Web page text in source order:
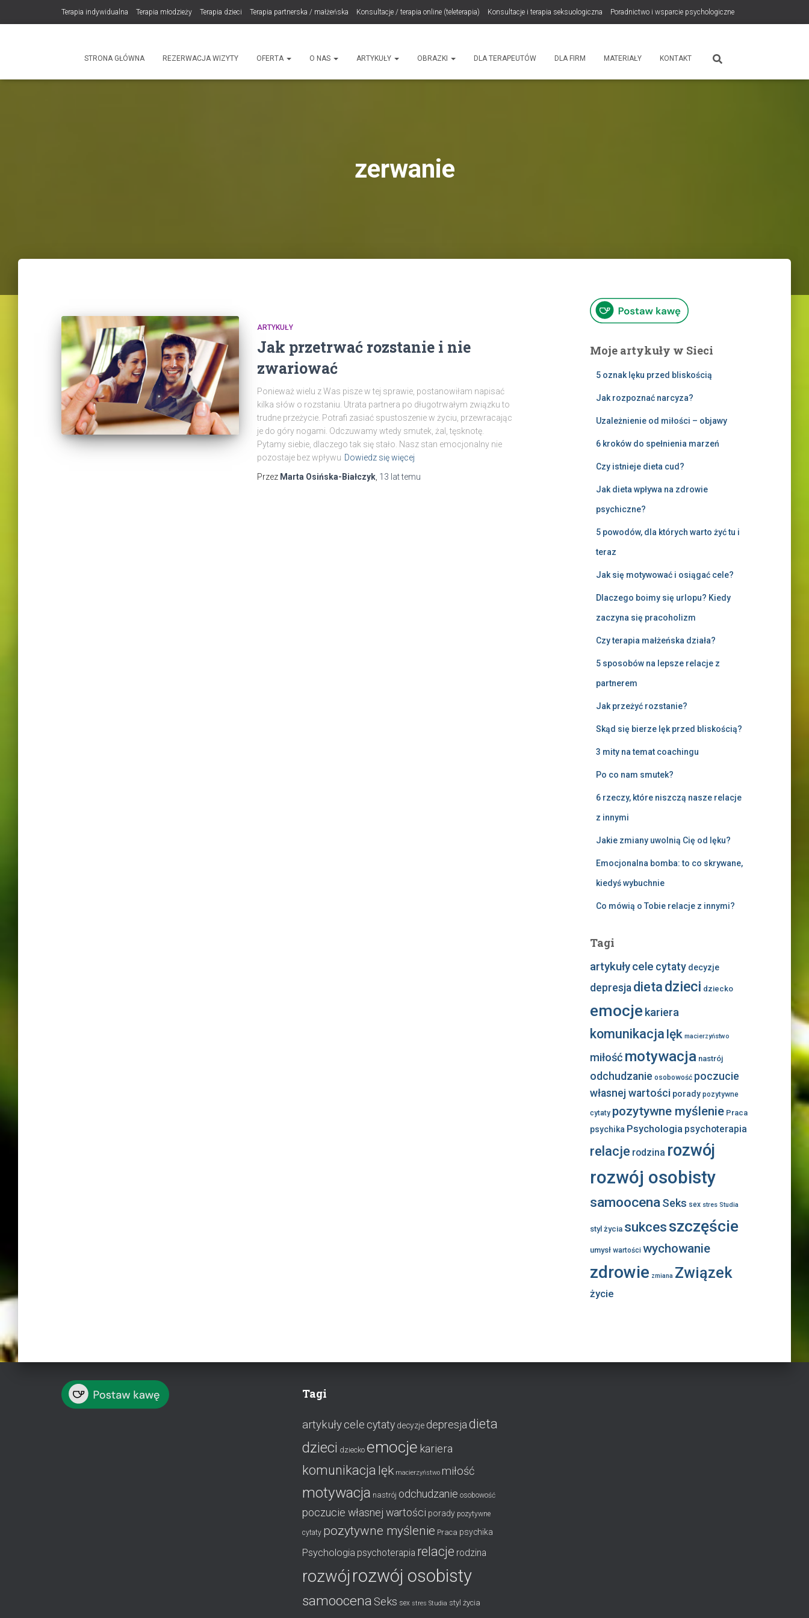
Terapia indywidualna Terapia młodzieży Terapia dzieci Terapia partnerska / małżeńska Konsultacje / terapia online (teleterapia) Konsultacje i terapia seksuologiczna Poradnictwo i wsparcie psychologiczne
ProduktySTRONA GŁÓWNA REZERWACJA WIZYTY OFERTA O NAS ARTYKUŁY OBRAZKI DLA TERAPEUTÓW DLA FIRM MATERIAŁY KONTAKT
zerwanie
ARTYKUŁY
Jak przetrwać rozstanie i nie
zwariować
Ponieważ wielu z Was pisze w tej sprawie, postanowiłam napisać
kilka słów o rozstaniu. Utrata partnera po długotrwałym związku to
trudne przeżycie. Potrafi zasiać spustoszenie w życiu, przewracając
je do góry nogami. Odczuwamy wtedy smutek, żal, tęsknotę.
Pytamy siebie, dlaczego tak się stało. Nasz stan emocjonalny nie
pozostaje bez wpływu Dowiedz się więcej
Przez Marta Osińska-Białczyk 13 lattemu
Moje artykuły w Sieci
5 oznak lęku przed bliskością
Jak rozpoznać narcyza?
Uzależnienie od miłości – objawy
6 kroków do spełnienia marzeń
Czy istnieje dieta cud?
Jak dieta wpływa na zdrowie
psychiczne?
5 powodów, dla których warto żyć tu i
teraz
Jak się motywować i osiągać cele?
Dlaczego boimy się urlopu? Kiedy
zaczyna się pracoholizm
Czy terapia małżeńska działa?
5 sposobów na lepsze relacje z
partnerem
Jak przeżyć rozstanie?
Skąd się bierze lęk przed bliskością?
3 mity na temat coachingu
Po co nam smutek?
6 rzeczy, które niszczą nasze relacje
z innymi
Jakie zmiany uwolnią Cię od lęku?
Emocjonalna bomba: to co skrywane,
kiedyś wybuchnie
Co mówią o Tobie relacje z innymi?
Tagi
artykuły cele cytaty decyzje
depresja dieta dzieci dziecko
emocje kariera
komunikacja lęk macierzyństwo
miłość motywacja nastrój
odchudzanie osobowość poczucie
własnej wartości porady pozytywne
cytaty pozytywne myślenie Praca
psychika Psychologia psychoterapia
relacje rodzina rozwój
rozwój osobisty
samoocena Seks sex stres Studia
styl życia sukcesszczęście
umysł wartości wychowanie
zdrowie zmiana Związek
życie
Tagi
artykułycele cytaty decyzje depresja dieta
dzieci dziecko emocje kariera
komunikacja lęk macierzyństwo miłość
motywacja nastrój odchudzanie osobowość
poczucie własnej wartości porady pozytywne
cytaty pozytywne myślenie Praca psychika
Psychologia psychoterapia relacje rodzina
rozwój rozwój osobisty
samoocena Seks sex stres Studia styl życia